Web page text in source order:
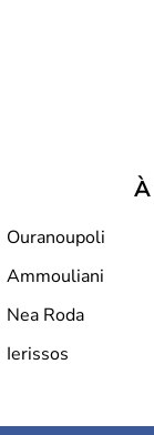
Ouranoupoli
Ammouliani
Nea Roda
Ierissos